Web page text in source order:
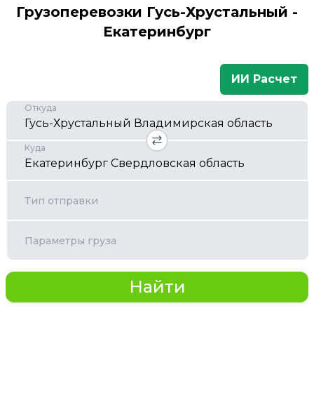
Грузоперевозки Гусь-Хрустальный -
Екатеринбург
ИИ Расчет
Откуда
Куда
Тип отправки
Параметры груза
Найти